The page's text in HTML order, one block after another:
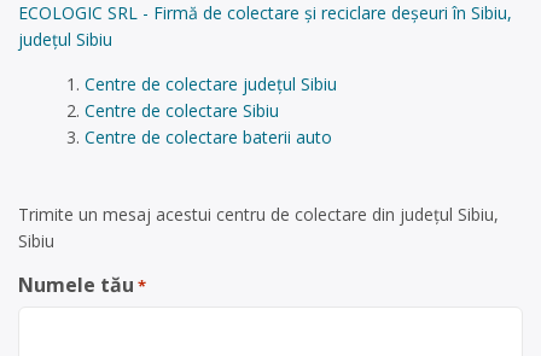
ECOLOGIC SRL - Firmă de colectare și reciclare deșeuri în Sibiu,
județul Sibiu
Centre de colectare județul Sibiu
Centre de colectare Sibiu
Centre de colectare baterii auto
Trimite un mesaj acestui centru de colectare din județul Sibiu,
Sibiu
Numele tău *